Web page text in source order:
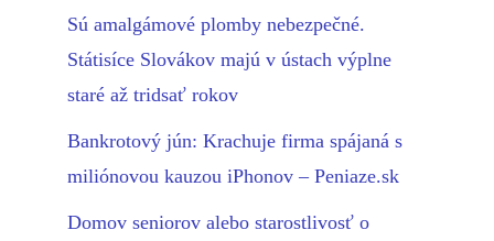
Sú amalgámové plomby nebezpečné.
Státisíce Slovákov majú v ústach výplne
staré až tridsať rokov
Bankrotový jún: Krachuje firma spájaná s
miliónovou kauzou iPhonov – Peniaze.sk
Domov seniorov alebo starostlivosť o